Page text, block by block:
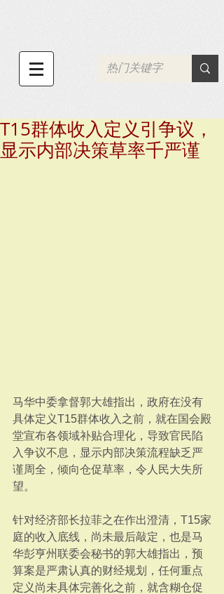
T15群体收入定义引争议，
显示内部决策草率千严谨
马华中委拿督郭大雄指出，政府在没有
具体定义T15群体收入之前，就在国会殿
堂宣布各领域补贴合理化，导致官民陷
入争议不息，显示内部决策流程缺乏严
谨周全，倾向仓促草率，令人民大失所
望。
针对经济部长拉菲之在作出澄清，T15家
庭的收入底线，尚未最后敲定，也是马
华彭亨州联委会秘书的郭大雄指出，预
算案是严肃认真的财经规划，任何重点
定义尚未具体完善化之前，就含糊仓促